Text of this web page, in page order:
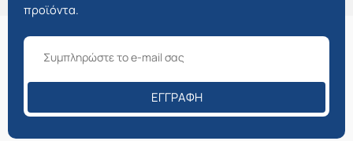
προϊόντα.
ΕΓΓΡΑΦΉ